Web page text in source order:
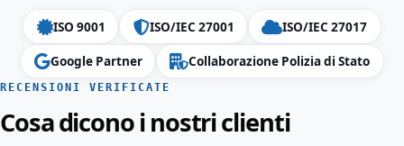
ISO 9001 ISO/IEC 27001 ISO/IEC 27017
Google Partner Collaborazione Polizia di Stato
RECENSIONI VERIFICATE
Cosa dicono i nostri clienti